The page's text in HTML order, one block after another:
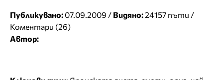
Публикувано: 07.09.2009 / Видяно:24157 пъти /
Коментари (26)
Автор: